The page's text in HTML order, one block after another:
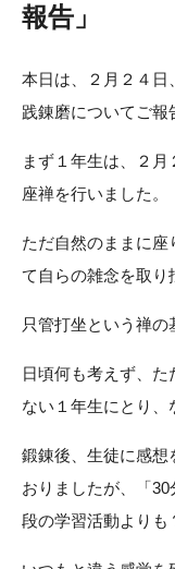
報告」
本日は、２月２４日
践錬磨についてご報
まず１年生は、２
座禅を行いました。
ただ自然のままに
て自らの雑念を取り
只管打坐という禅の
日頃何も考えず、
ない１年生にとり、
鍛錬後、生徒に感想
おりましたが、「
段の学習活動よりも